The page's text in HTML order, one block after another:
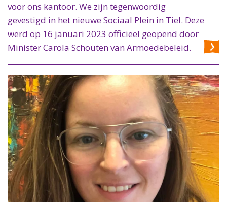
voor ons kantoor. We zijn tegenwoordig
gevestigd in het nieuwe Sociaal Plein in Tiel. Deze
werd op 16 januari 2023 officieel geopend door
Minister Carola Schouten van Armoedebeleid.